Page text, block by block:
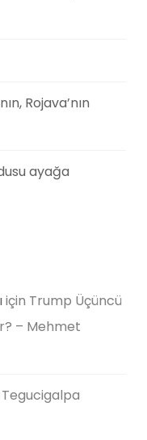
Rojava’nın
ayağa
için Trump Üçüncü
– Mehmet
Tegucigalpa